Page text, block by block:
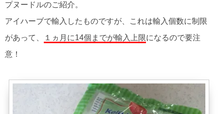
プヌードルのご紹介。
アイハーブで輸入したものですが、これは輸入個数に制限
があって、
１ヵ月に14個までが輸入上限になるので要注
意！